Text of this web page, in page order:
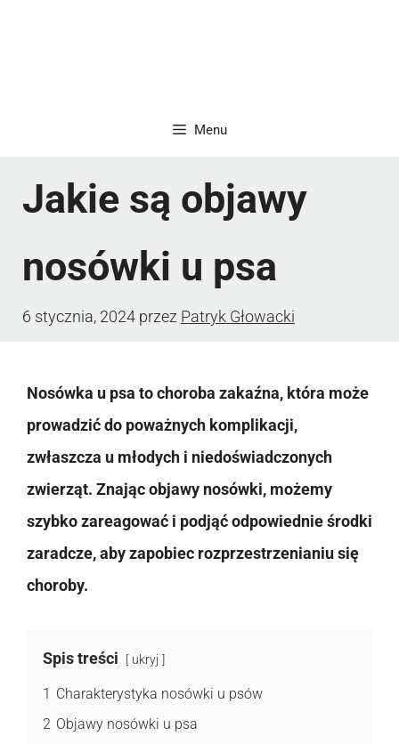
Menu
Jakie są objawy
nosówki u psa
6 stycznia, 2024 przez Patryk Głowacki
Nosówka u psa to choroba zakaźna, która może
prowadzić do poważnych komplikacji,
zwłaszcza u młodych i niedoświadczonych
zwierząt. Znając objawy nosówki, możemy
szybko zareagować i podjąć odpowiednie środki
zaradcze, aby zapobiec rozprzestrzenianiu się
choroby.
Spis treści ukryj
1 Charakterystyka nosówki u psów
2 Objawy nosówki u psa